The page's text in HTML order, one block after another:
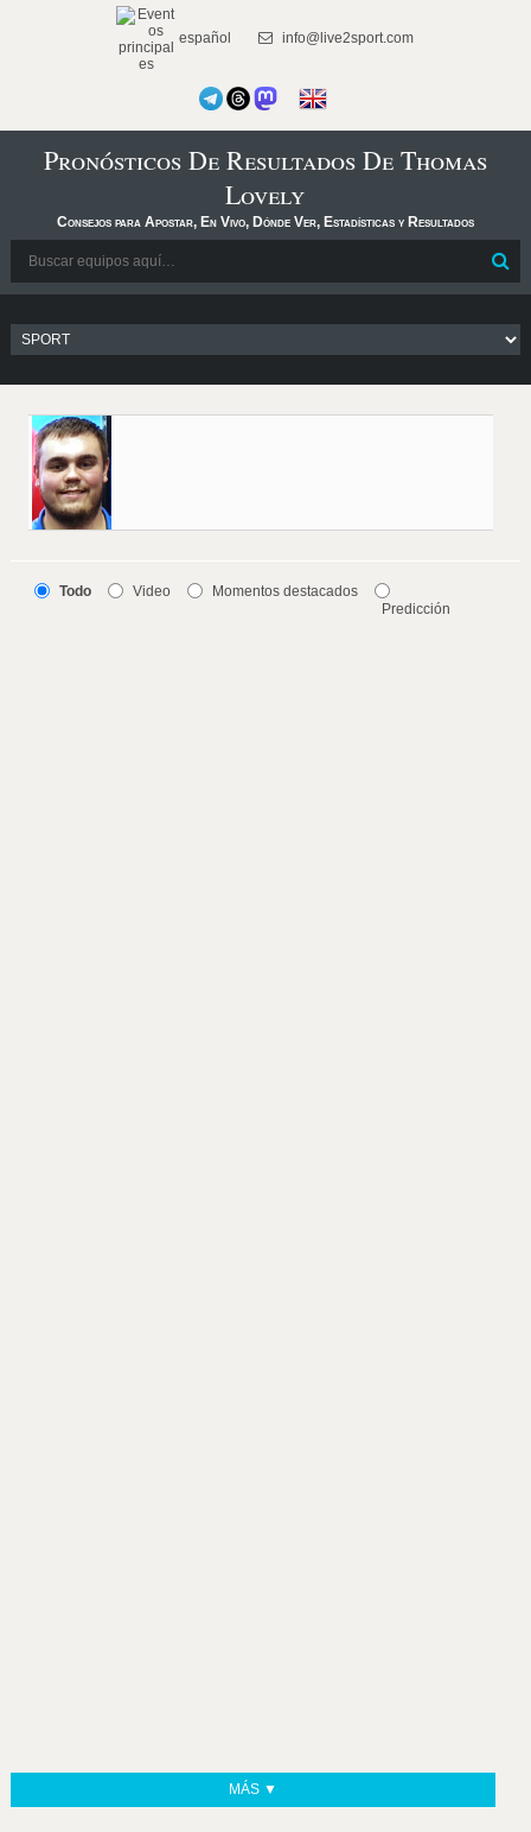
español info@live2sport.com
Pronósticos De Resultados De Thomas
Lovely
Consejos para Apostar, En Vivo, Dónde Ver, Estadísticas y Resultados
Todo Video
Momentos destacados
Predicción
MÁS ▼